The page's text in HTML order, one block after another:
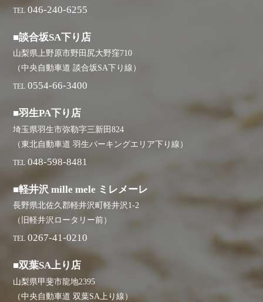
TEL 046-240-6255
■談合坂SA下り店
山梨県上野原市野田尻大野窪710
（中央自動車道 談合坂SA下り線）
TEL 0554-66-3400
■羽生PA下り店
埼玉県羽生市弥勒字三新田824
（東北自動車道 羽生パーキングエリア下り線）
TEL 048-598-8481
■軽井沢 mille mele ミレメーレ
長野県北佐久郡軽井沢町軽井沢1-2
（旧軽井沢ロータリー前）
TEL 0267-41-0210
■双葉SA上り店
山梨県甲斐市龍地2395
（中央自動車道 双葉SA上り線）